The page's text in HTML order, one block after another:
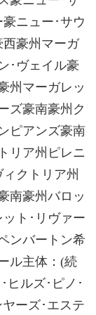
ニュー･サウ
西豪州マーガ
･ヴェイル豪
州マーガレッ
ズ豪南豪州ク
ピアンズ豪南
リア州ピレニ
クトリア州
南豪州バロッ
ト･リヴァー
ンバートン希
ル主体：(続
ヒルズ･ピノ･
ヤーズ･エステ